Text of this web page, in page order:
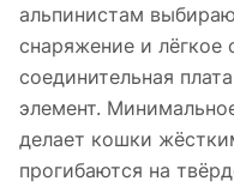
альпинистам
снаряжение и лёгкое
соединительная
элемент.
делает кошки
прогибаются на